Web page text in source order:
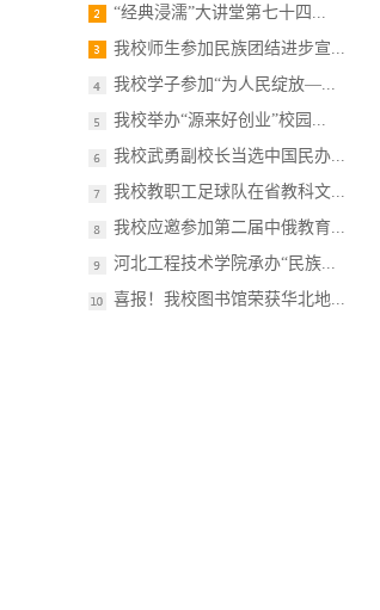
“经典浸濡”大讲堂第七十四...
我校师生参加民族团结进步宣...
我校学子参加“为人民绽放—...
我校举办“源来好创业”校园...
我校武勇副校长当选中国民办...
我校教职工足球队在省教科文...
我校应邀参加第二届中俄教育...
河北工程技术学院承办“民族...
喜报！我校图书馆荣获华北地...